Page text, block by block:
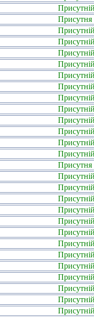
Присутня
Присутня